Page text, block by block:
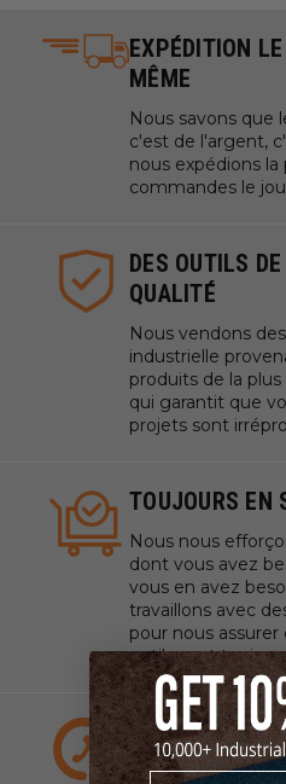
EXPÉDITION
MÊME
Nous savons que
c'est de l'argent,
nous expédions la
commandes le
DES OUTILS
QUALITÉ
Nous vendons
industrielle
produits de la
qui garantit que
projets sont
TOUJOURS EN
Nous nous
dont vous avez
vous en avez
travaillons avec
pour nous assurer
outils sont
UN SERVICE
EXPERT